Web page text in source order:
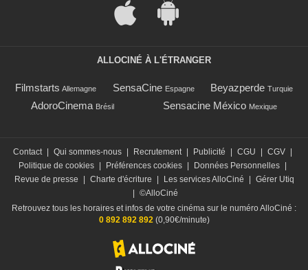
ALLOCINÉ À L'ÉTRANGER
Filmstarts Allemagne SensaCine Espagne Beyazperde Turquie
AdoroCinema Brésil Sensacine México Mexique
Contact Qui sommes-nous Recrutement Publicité CGU CGV
Politique de cookies
Préférences cookies Données Personnelles
Revue de presse
Charte d'écriture Les services AlloCiné
Gérer Utiq
©AlloCiné
Retrouvez tous les horaires et infos de votre cinéma sur le numéro AlloCiné :
0 892 892 892(0,90€/minute)